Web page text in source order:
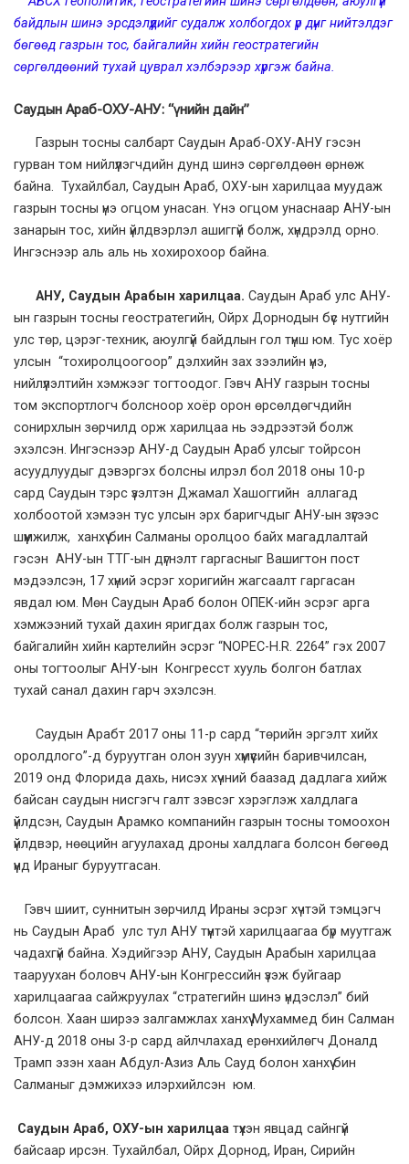
байдлын шинэ эрсдэлүүдийг судалж холбогдох үр дүнг нийтэлдэг
бөгөөд газрын тос, байгалийн хийн геостратегийн
сөргөлдөөний тухай цуврал хэлбэрээр хүргэж байна.
Саудын Араб-ОХУ-АНУ: “үнийн дайн”
Газрын тосны салбарт Саудын Араб-ОХУ-АНУ гэсэн
гурван том нийлүүлэгчдийн дунд шинэ сөргөлдөөн өрнөж
байна. Тухайлбал, Саудын Араб, ОХУ-ын харилцаа муудаж
газрын тосны үнэ огцом унасан. Үнэ огцом унаснаар АНУ-ын
занарын тос, хийн үйлдвэрлэл ашиггүй болж, хүндрэлд орно.
Ингэснээр аль аль нь хохирохоор байна.
АНУ, Саудын Арабын харилцаа. Саудын Араб улс АНУ-
ын газрын тосны геостратегийн, Ойрх Дорнодын бүс нутгийн
улс төр, цэрэг-техник, аюулгүй байдлын гол түнш юм. Тус хоёр
улсын “тохиролцоогоор” дэлхийн зах зээлийн үнэ,
нийлүүлэлтийн хэмжээг тогтоодог. Гэвч АНУ газрын тосны
том экспортлогч болсноор хоёр орон өрсөлдөгчдийн
сонирхлын зөрчилд орж харилцаа нь ээдрээтэй болж
эхэлсэн. Ингэснээр АНУ-д Саудын Араб улсыг тойрсон
асуудлуудыг дэвэргэх болсны илрэл бол 2018 оны 10-р
сард Саудын тэрс үзэлтэн Джамал Хашоггийн аллагад
холбоотой хэмээн тус улсын эрх баригчдыг АНУ-ын зүгээс
шүүмжилж, ханхүү бин Салманы оролцоо байх магадлалтай
гэсэн АНУ-ын ТТГ-ын дүгнэлт гаргасныг Вашигтон пост
мэдээлсэн, 17 хүний эсрэг хоригийн жагсаалт гаргасан
явдал юм. Мөн Саудын Араб болон ОПЕК-ийн эсрэг арга
хэмжээний тухай дахин яригдах болж газрын тос,
байгалийн хийн картелийн эсрэг “NOPEC-H.R. 2264” гэх 2007
оны тогтоолыг АНУ-ын Конгресст хууль болгон батлах
тухай санал дахин гарч эхэлсэн.
Саудын Арабт 2017 оны 11-р сард “төрийн эргэлт хийх
оролдлого”-д буруутган олон зуун хүмүүсийн баривчилсан,
2019 онд Флорида дахь, нисэх хүчний баазад дадлага хийж
байсан саудын нисгэгч галт зэвсэг хэрэглэж халдлага
үйлдсэн, Саудын Арамко компанийн газрын тосны томоохон
үйлдвэр, нөөцийн агуулахад дроны халдлага болсон бөгөөд
үүнд Ираныг буруутгасан.
Гэвч шиит, суннитын зөрчилд Ираны эсрэг хүчтэй тэмцэгч
нь Саудын Араб улс тул АНУ түүнтэй харилцаагаа бүр муутгаж
чадахгүй байна. Хэдийгээр АНУ, Саудын Арабын харилцаа
тааруухан боловч АНУ-ын Конгрессийн үзэж буйгаар
харилцаагаа сайжруулах “стратегийн шинэ үндэслэл” бий
болсон. Хаан ширээ залгамжлах ханхүү Мухаммед бин Салман
АНУ-д 2018 оны 3-р сард айлчлахад ерөнхийлөгч Доналд
Трамп эзэн хаан Абдул-Азиз Аль Сауд болон ханхүү бин
Салманыг дэмжихээ илэрхийлсэн юм.
Саудын Араб, ОХУ-ын харилцаа түүхэн явцад сайнгүй
байсаар ирсэн. Тухайлбал, Ойрх Дорнод, Иран, Сирийн